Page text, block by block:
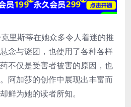
里斯蒂在她众多令人着迷的推
念与谜团，也使用了各种各样
不仅是受害者被害的原因，也
阿加莎的创作中展现出丰富而
鲜为她的读者所知。